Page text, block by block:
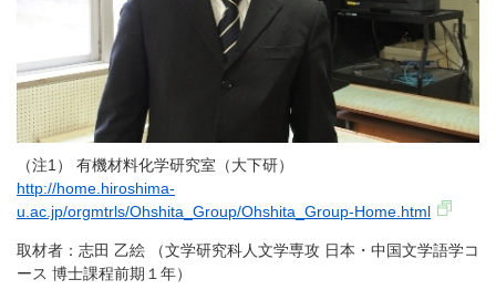
（注1） 有機材料化学研究室（大下研）
http://home.hiroshima-
u.ac.jp/orgmtrls/Ohshita_Group/Ohshita_Group-Home.html
取材者：志田 乙絵 （文学研究科人文学専攻 日本・中国文学語学コ
ース 博士課程前期１年）